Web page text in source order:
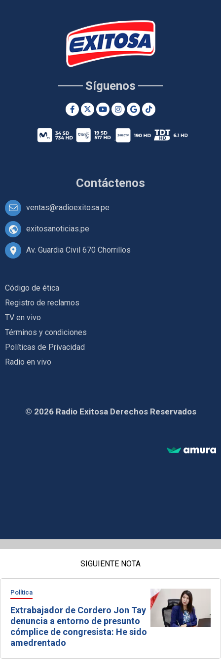
Contáctenos
ventas@radioexitosa.pe
exitosanoticias.pe
Av. Guardia Civil 670 Chorrillos
Síguenos
Código de ética
Registro de reclamos
TV en vivo
Términos y condiciones
Políticas de Privacidad
Radio en vivo
© 2026 Radio Exitosa Derechos Reservados
SIGUIENTE NOTA
Política
Extrabajador de Cordero Jon Tay
denuncia a entorno de presunto
cómplice de congresista: He sido
amedrentado